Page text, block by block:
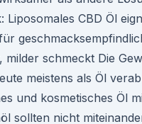
Liposomales CBD Öl
milder schmeckt Die
meistens als Öl
und kosmetisches Öl
sollten nicht